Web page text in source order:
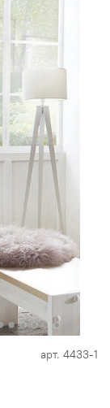
арт. 4433-1